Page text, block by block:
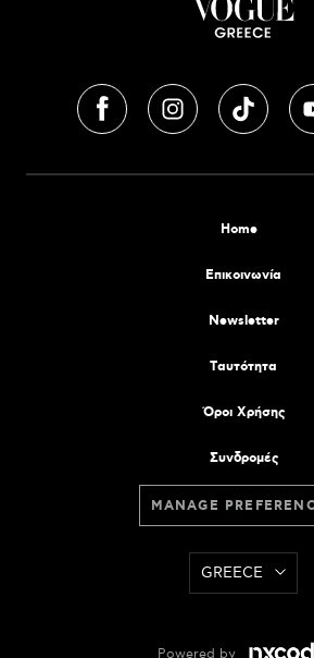
Home
Επικοινωνία
Newsletter
Tαυτότητα
Όροι Χρήσης
Συνδρομές
MANAGE
GREECE
Powered by